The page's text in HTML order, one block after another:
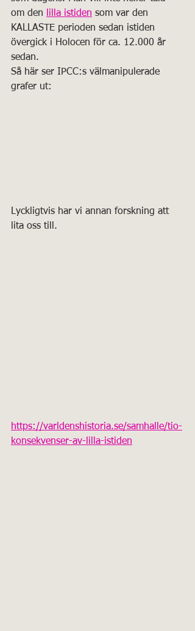
om den
lilla istiden som var den
KALLASTE perioden sedan istiden
övergick i Holocen för ca. 12.000 år
sedan.
Så här ser IPCC:s välmanipulerade
grafer ut:
Lyckligtvis har vi annan forskning att
lita oss till.
https://varldenshistoria.se/samhalle/tio-
konsekvenser-av-lilla-istiden